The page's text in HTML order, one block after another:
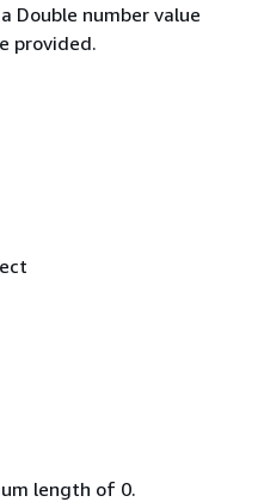
Double number value
provided.
length of 0.